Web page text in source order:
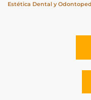
Estética Dental y